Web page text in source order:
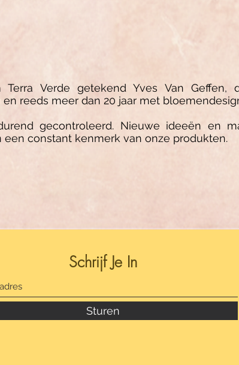
Terra Verde getekend Yves Van
reeds meer dan 20 jaar met
gecontroleerd. Nieuwe ideeën en
een constant kenmerk van onze produkten.
Schrijf Je In
Sturen